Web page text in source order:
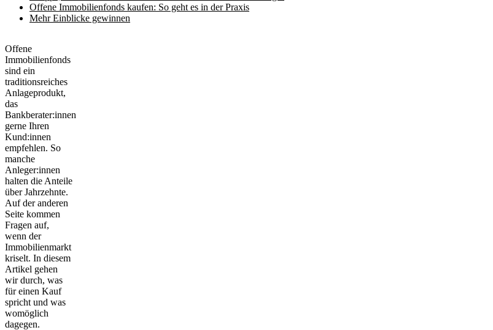
Offene Immobilienfonds kaufen: So geht es in der Praxis
Mehr Einblicke gewinnen
Offene
Immobilienfonds
sind ein
traditionsreiches
Anlageprodukt,
das
Bankberater:innen
gerne Ihren
Kund:innen
empfehlen. So
manche
Anleger:innen
halten die Anteile
über Jahrzehnte.
Auf der anderen
Seite kommen
Fragen auf,
wenn der
Immobilienmarkt
kriselt. In diesem
Artikel gehen
wir durch, was
für einen Kauf
spricht und was
womöglich
dagegen.